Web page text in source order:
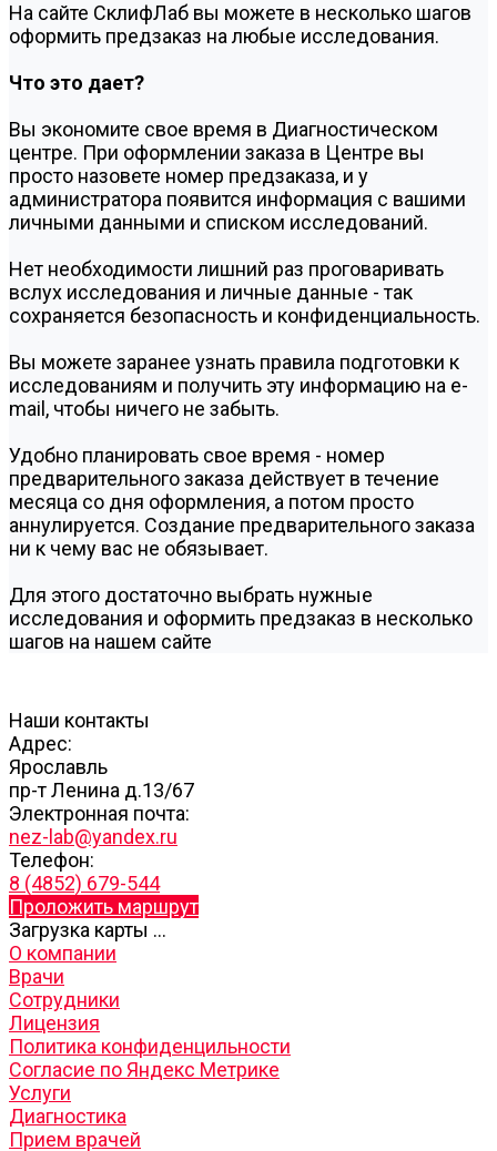
На сайте СклифЛаб вы можете в несколько шагов
оформить предзаказ на любые исследования.
Что это дает?
Вы экономите свое время в Диагностическом
центре. При оформлении заказа в Центре вы
просто назовете номер предзаказа, и у
администратора появится информация с вашими
личными данными и списком исследований.
Нет необходимости лишний раз проговаривать
вслух исследования и личные данные - так
сохраняется безопасность и конфиденциальность.
Вы можете заранее узнать правила подготовки к
исследованиям и получить эту информацию на e-
mail, чтобы ничего не забыть.
Удобно планировать свое время - номер
предварительного заказа действует в течение
месяца со дня оформления, а потом просто
аннулируется. Создание предварительного заказа
ни к чему вас не обязывает.
Для этого достаточно выбрать нужные
исследования и оформить предзаказ в несколько
шагов на нашем сайте
Наши контакты
Адрес:
Ярославль
пр-т Ленина д.13/67
Электронная почта:
nez-lab@yandex.ru
Телефон:
8 (4852) 679-544
Проложить маршрут
Загрузка карты ...
О компании
Врачи
Сотрудники
Лицензия
Политика конфиденцильности
Согласие по Яндекс Метрике
Услуги
Диагностика
Прием врачей